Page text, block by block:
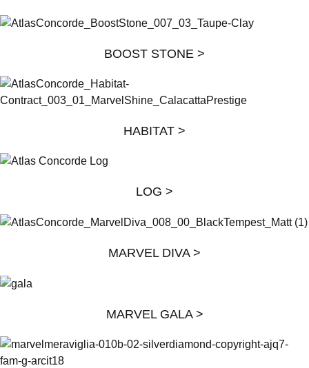
BOOST STONE >
HABITAT >
LOG >
MARVEL DIVA >
MARVEL GALA >